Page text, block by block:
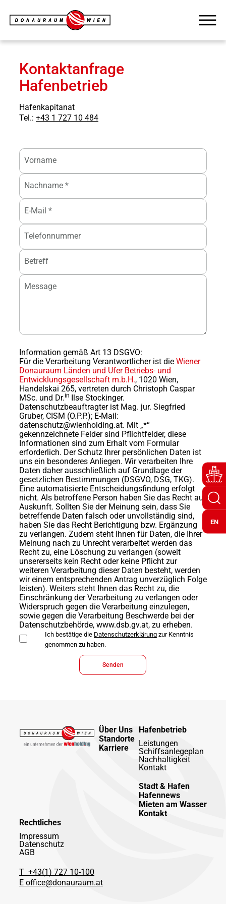
EN
Kontaktanfrage
Hafenbetrieb
Hafenkapitanat
Tel.: +43 1 727 10 484
Vorname
Nachname
E-Mail
Telefonnummer
Betreff
Message
Information gemäß Art 13 DSGVO:
Für die Verarbeitung Verantwortlicher ist die Wiener
Donauraum Länden und Ufer Betriebs- und
Entwicklungsgesellschaft m.b.H., 1020 Wien,
Handelskai 265,vertreten durch Christoph Caspar
MSc. und Dr.in Ilse Stockinger.
Datenschutzbeauftragter ist Mag. jur. Siegfried
Gruber, CISM (O.P.P.); E-Mail:
datenschutz@wienholding.at. Mit „*“
gekennzeichnete Felder sind Pflichtfelder, diese
Informationen sind zum Erhalt vom Formular
erforderlich. Der Schutz Ihrer persönlichen Daten ist
uns ein besonderes Anliegen. Wir verarbeiten Ihre
Daten daher ausschließlich auf Grundlage der
gesetzlichen Bestimmungen (DSGVO, DSG, TKG).
Eine automatisierte Entscheidungsfindung erfolgt
nicht. Als betroffene Person haben Sie das Recht auf
Auskunft. Sollten Sie der Meinung sein, dass Sie
betreffende Daten falsch oder unvollständig sind,
haben Sie das Recht Berichtigung bzw. Ergänzung
zu verlangen. Zudem steht Ihnen für Daten, die Ihrer
Meinung nach zu Unrecht verarbeitet werden das
Recht zu, eine Löschung zu verlangen (soweit
unsererseits kein Recht oder keine Pflicht zur
weiteren Verarbeitung dieser Daten besteht, werden
wir einem entsprechenden Antrag unverzüglich Folge
leisten). Weiters steht Ihnen das Recht zu, die
Einschränkung der Verarbeitung zu verlangen oder
Widerspruch gegen die Verarbeitung einzulegen,
sowie gegen die Verarbeitung Beschwerde bei der
Datenschutzbehörde, www.dsb.gv.at, zu erheben.
Ich bestätige die Datenschutzerklärungzur Kenntnis
genommen zu haben.
Senden
Über Uns
Standorte
Karriere
Hafenbetrieb
Leistungen
Schiffsanlegeplan
Nachhaltigkeit
Kontakt
Stadt & Hafen
Hafennews
Mieten am Wasser
Kontakt
Rechtliches
Impressum
Datenschutz
AGB
T +43(1) 727 10-100
E office@donauraum.at